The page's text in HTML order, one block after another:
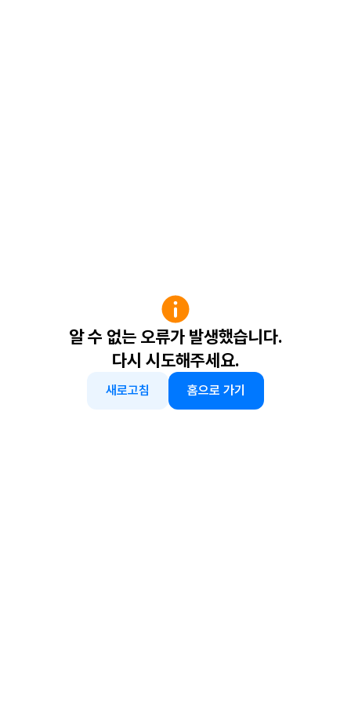
알 수 없는 오류가 발생했습니다.
다시 시도해주세요.
새로고침 홈으로 가기